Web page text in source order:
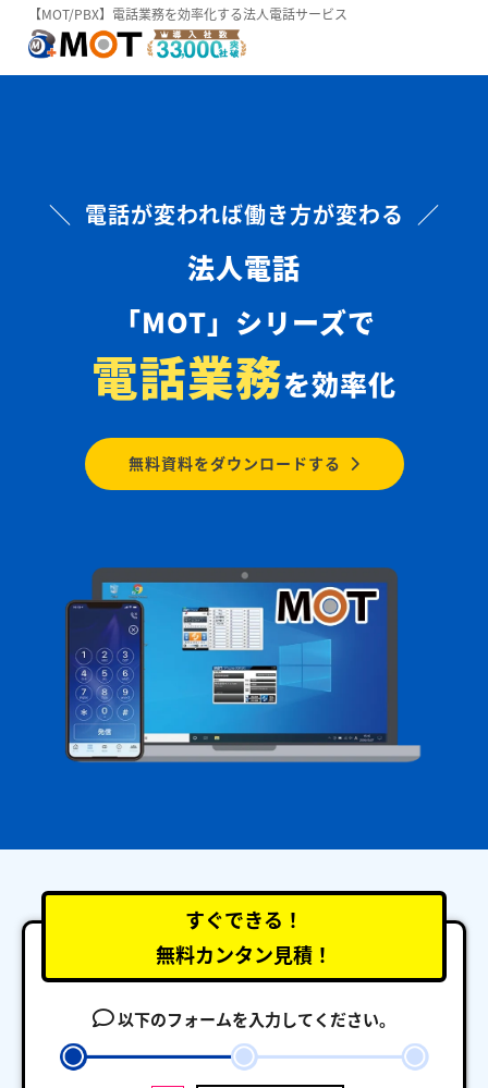
【MOT/PBX】電話業務を効率化する法人電話サービス
＼ 電話が変われば働き方が変わる ／
法人電話
「MOT」シリーズで
電話業務を効率化
無料資料をダウンロードする
すぐできる！
無料カンタン見積！
以下のフォームを入力してください。